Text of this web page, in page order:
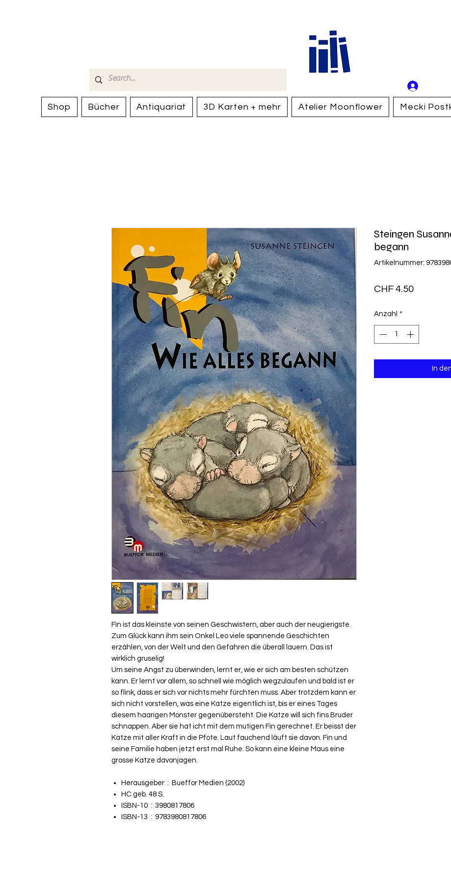
Shop Bücher Antiquariat 3D Karten + mehr Atelier Moonflower Mecki
Fin ist das kleinste von seinen Geschwistern, aber auch der neugierigste.
Zum Glück kann ihm sein Onkel Leo viele spannende Geschichten
erzählen, von der Welt und den Gefahren die überall lauern. Das ist
wirklich gruselig!
Um seine Angst zu überwinden, lernt er, wie er sich am besten schützen
kann. Er lernt vor allem, so schnell wie möglich wegzulaufen und bald ist er
so flink, dass er sich vor nichts mehr fürchten muss. Aber trotzdem kann er
sich nicht vorstellen, was eine Katze eigentlich ist, bis er eines Tages
diesem haarigen Monster gegenübersteht. Die Katze will sich fins Bruder
schnappen. Aber sie hat icht mit dem mutigen Fin gerechnet. Er beisst der
Katze mit aller Kraft in die Pfote. Laut fauchend läuft sie davon. Fin und
seine Familie haben jetzt erst mal Ruhe. So kann eine kleine Maus eine
grosse Katze davonjagen.
Herausgeber ‏ : ‎ Bueffor Medien (2002)
HC geb. 48 S.
ISBN-10 ‏ : ‎ 3980817806
ISBN-13 ‏ : ‎ 9783980817806
Steingen
begann
Artikelnummer:
CHF 4.50Preis
Anzahl *
In